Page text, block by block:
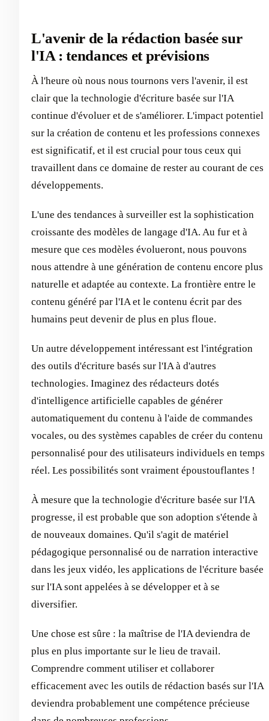
L'avenir de la rédaction basée sur
l'IA : tendances et prévisions
À l'heure où nous nous tournons vers l'avenir, il est
clair que la technologie d'écriture basée sur l'IA
continue d'évoluer et de s'améliorer. L'impact potentiel
sur la création de contenu et les professions connexes
est significatif, et il est crucial pour tous ceux qui
travaillent dans ce domaine de rester au courant de ces
développements.
L'une des tendances à surveiller est la sophistication
croissante des modèles de langage d'IA. Au fur et à
mesure que ces modèles évolueront, nous pouvons
nous attendre à une génération de contenu encore plus
naturelle et adaptée au contexte. La frontière entre le
contenu généré par l'IA et le contenu écrit par des
humains peut devenir de plus en plus floue.
Un autre développement intéressant est l'intégration
des outils d'écriture basés sur l'IA à d'autres
technologies. Imaginez des rédacteurs dotés
d'intelligence artificielle capables de générer
automatiquement du contenu à l'aide de commandes
vocales, ou des systèmes capables de créer du contenu
personnalisé pour des utilisateurs individuels en temps
réel. Les possibilités sont vraiment époustouflantes !
À mesure que la technologie d'écriture basée sur l'IA
progresse, il est probable que son adoption s'étende à
de nouveaux domaines. Qu'il s'agit de matériel
pédagogique personnalisé ou de narration interactive
dans les jeux vidéo, les applications de l'écriture basée
sur l'IA sont appelées à se développer et à se
diversifier.
Une chose est sûre : la maîtrise de l'IA deviendra de
plus en plus importante sur le lieu de travail.
Comprendre comment utiliser et collaborer
efficacement avec les outils de rédaction basés sur l'IA
deviendra probablement une compétence précieuse